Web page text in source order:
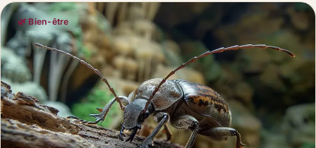
🌿 Bien-être